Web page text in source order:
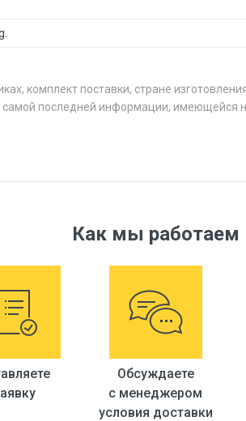
комплект поставки, стране
самой последней информации, имеющейся
Как мы работаем
Обсуждаете
с менеджером
условия доставки